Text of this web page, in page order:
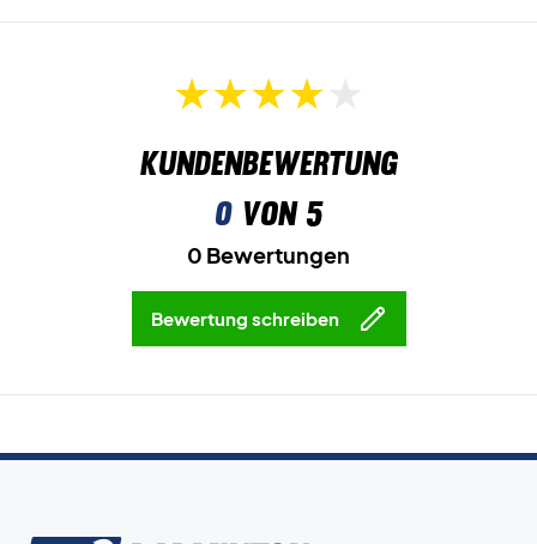
Kundenbewertung
0von 5
0 Bewertungen
Bewertung schreiben